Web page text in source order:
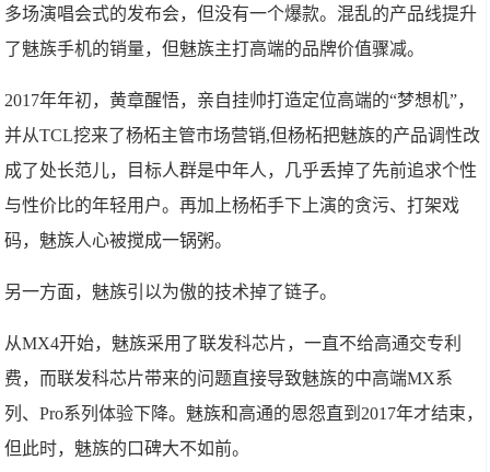
多场演唱会式的发布会，但没有一个爆款。混乱的产品线提升
了魅族手机的销量，但魅族主打高端的品牌价值骤减。
2017年年初，黄章醒悟，亲自挂帅打造定位高端的“梦想机”，
并从TCL挖来了杨柘主管市场营销,但杨柘把魅族的产品调性改
成了处长范儿，目标人群是中年人，几乎丢掉了先前追求个性
与性价比的年轻用户。再加上杨柘手下上演的贪污、打架戏
码，魅族人心被搅成一锅粥。
另一方面，魅族引以为傲的技术掉了链子。
从MX4开始，魅族采用了联发科芯片，一直不给高通交专利
费，而联发科芯片带来的问题直接导致魅族的中高端MX系
列、Pro系列体验下降。魅族和高通的恩怨直到2017年才结束，
但此时，魅族的口碑大不如前。